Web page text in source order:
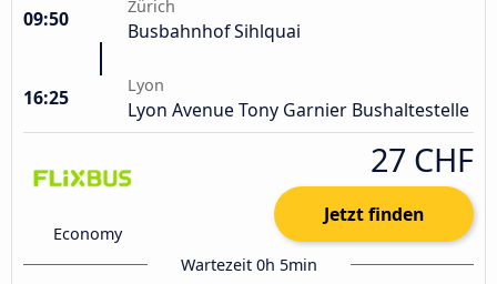
09:50
Zürich
Busbahnhof Sihlquai
16:25
Lyon
Lyon Avenue Tony Garnier Bushaltestelle
Economy
27 CHF
Jetzt finden
Wartezeit 0h 5min